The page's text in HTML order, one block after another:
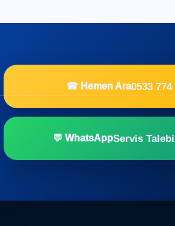
☎ Hemen Ara0533 774
💬 WhatsAppServis